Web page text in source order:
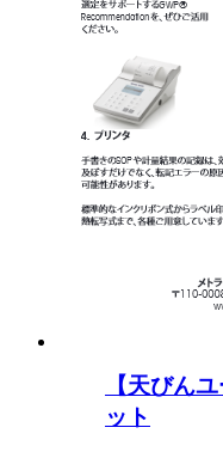
【天びん
ット